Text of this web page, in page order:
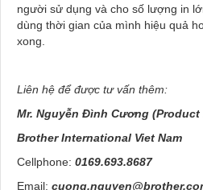
người sử dụng và cho số lượng in
dùng thời gian của mình hiệu quả
xong.
Liên hệ để được tư vấn thêm:
Mr. Nguyễn Đình Cương (Product
Brother International Viet Nam
Cellphone: 0169.693.8687
Email: